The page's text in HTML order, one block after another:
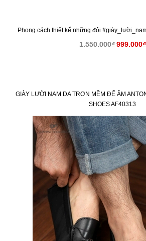
Phong cách thiết kế những đôi
1.550.000₫ 999.000₫
GIÀY LƯỜI NAM DA TRƠN MỀM ĐẾ ÂM
SHOES AF40313